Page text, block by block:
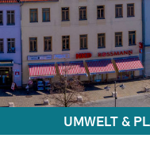
UMWELT &